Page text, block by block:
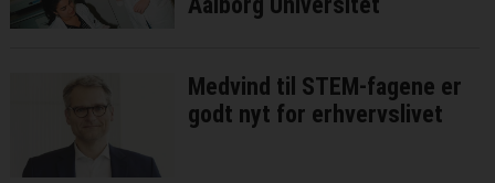
Medvind til STEM-fagene er
godt nyt for erhvervslivet